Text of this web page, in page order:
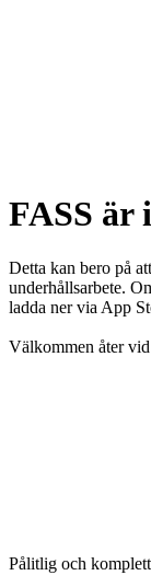
FASS är
Detta kan bero på
underhållsarbete.
ladda ner via App
Välkommen åter
Pålitlig och